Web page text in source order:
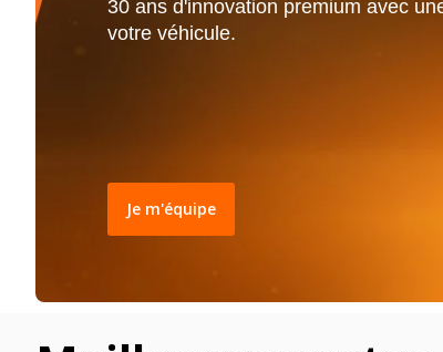
30 ans d'innovation premium avec
votre véhicule.
Je m'équipe